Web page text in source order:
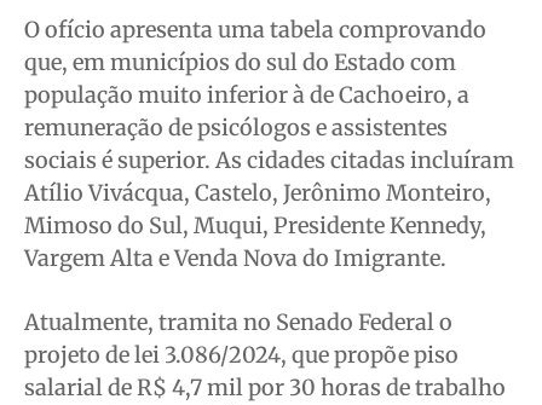
O ofício apresenta uma tabela comprovando
que, em municípios do sul do Estado com
população muito inferior à de Cachoeiro, a
remuneração de psicólogos e assistentes
sociais é superior. As cidades citadas incluíram
Atílio Vivácqua, Castelo, Jerônimo Monteiro,
Mimoso do Sul, Muqui, Presidente Kennedy,
Vargem Alta e Venda Nova do Imigrante.
Atualmente, tramita no Senado Federal o
projeto de lei 3.086/2024, que propõe piso
salarial de R$ 4,7 mil por 30 horas de trabalho